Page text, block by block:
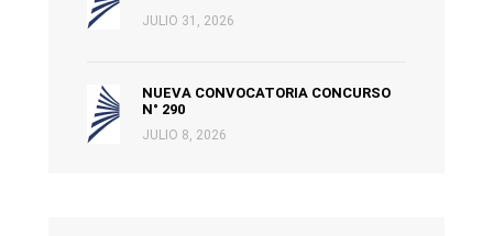
JULIO 31, 2026
NUEVA CONVOCATORIA CONCURSO
N° 290
JULIO 8, 2026